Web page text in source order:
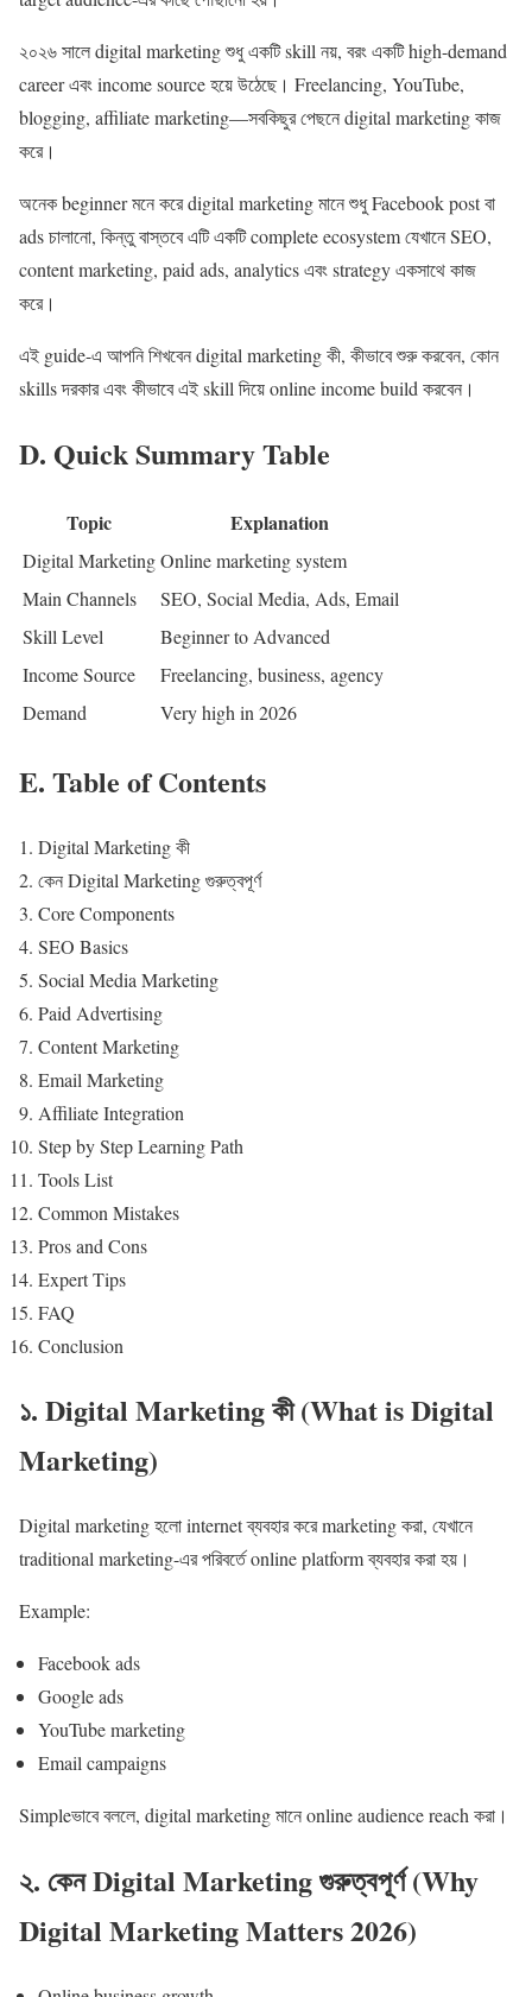
২০২৬ সালে digital marketing শুধু একটি skill নয়, বরং একটি high-demand
career এবং income source হয়ে উঠেছে। Freelancing, YouTube,
blogging, affiliate marketing—সবকিছুর পেছনে digital marketing কাজ
করে।
অনেক beginner মনে করে digital marketing মানে শুধু Facebook post বা
ads চালানো, কিন্তু বাস্তবে এটি একটি complete ecosystem যেখানে SEO,
content marketing, paid ads, analytics এবং strategy একসাথে কাজ
করে।
এই guide-এ আপনি শিখবেন digital marketing কী, কীভাবে শুরু করবেন, কোন
skills দরকার এবং কীভাবে এই skill দিয়ে online income build করবেন।
D. Quick Summary Table
Topic Explanation
Digital MarketingOnline marketing system
Main Channels
SEO, Social Media, Ads, Email
Skill Level
Beginner to Advanced
Income Source
Freelancing, business, agency
Demand
Very high in 2026
E. Table of Contents
Digital Marketing কী
কেন Digital Marketing গুরুত্বপূর্ণ
Core Components
SEO Basics
Social Media Marketing
Paid Advertising
Content Marketing
Email Marketing
Affiliate Integration
Step by Step Learning Path
Tools List
Common Mistakes
Pros and Cons
Expert Tips
FAQ
Conclusion
১. Digital Marketing কী (What is Digital
Marketing)
Digital marketing হলো internet ব্যবহার করে marketing করা, যেখানে
traditional marketing-এর পরিবর্তে online platform ব্যবহার করা হয়।
Example:
Facebook ads
Google ads
YouTube marketing
Email campaigns
Simpleভাবে বললে, digital marketing মানে online audience reach করা।
২. কেন Digital Marketing গুরুত্বপূর্ণ (Why
Digital Marketing Matters 2026)